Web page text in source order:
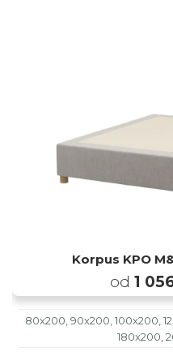
Korpus KPO
od 1
80x200, 90x200, 100x200,
180x200,